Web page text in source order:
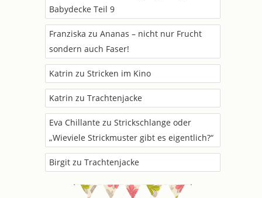
Babydecke Teil 9
Franziska zu Ananas – nicht nur Frucht
sondern auch Faser!
Katrin zu Stricken im Kino
Katrin zu Trachtenjacke
Eva Chillante zu Strickschlange oder
„Wieviele Strickmuster gibt es eigentlich?“
Birgit zu Trachtenjacke